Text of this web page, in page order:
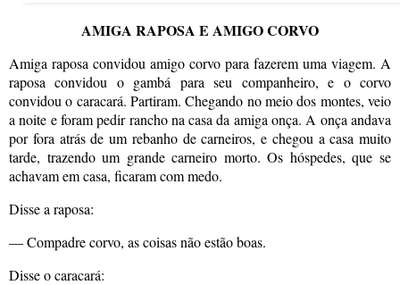
AMIGA RAPOSA E AMIGO CORVO
Amiga raposa convidou amigo corvo para fazerem uma viagem. A
raposa convidou o gambá para seu companheiro, e o corvo
convidou o caracará. Partiram. Chegando no meio dos montes, veio
a noite e foram pedir rancho na casa da amiga onça. A onça andava
por fora atrás de um rebanho de carneiros, e chegou a casa muito
tarde, trazendo um grande carneiro morto. Os hóspedes, que se
achavam em casa, ficaram com medo.
Disse a raposa:
— Compadre corvo, as coisas não estão boas.
Disse o caracará: